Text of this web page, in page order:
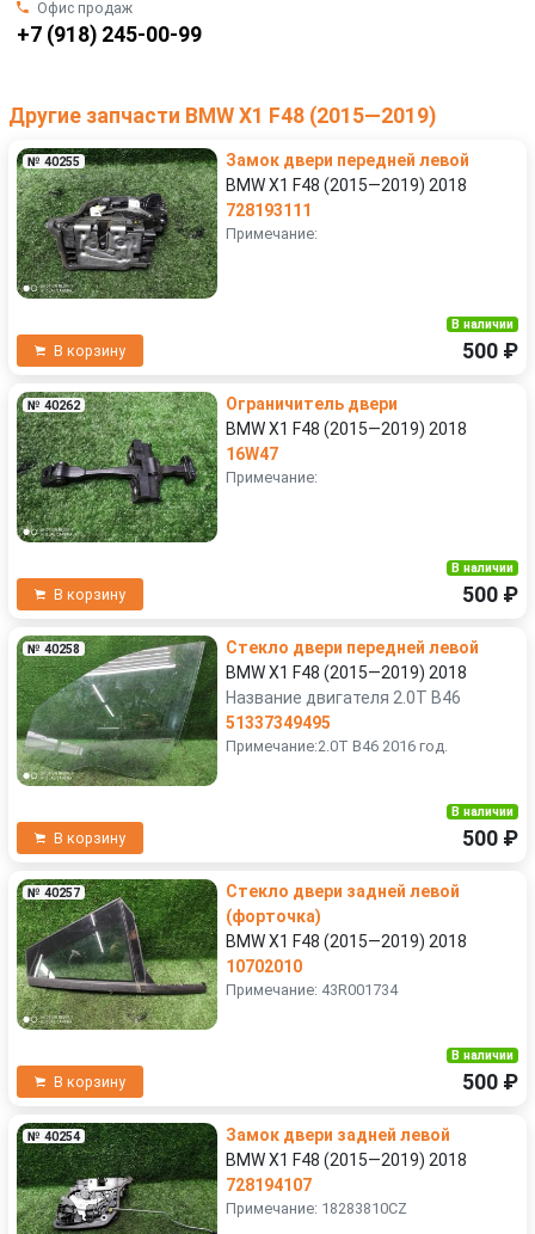
Офис продаж
+7 (918) 245-00-99
Другие запчасти BMW X1 F48 (2015—2019)
№ 40255
Замок двери передней левой
BMW X1 F48 (2015—2019) 2018
728193111
Примечание:
В корзину
В наличии
500 ₽
№ 40262
Ограничитель двери
BMW X1 F48 (2015—2019) 2018
16W47
Примечание:
В корзину
В наличии
500 ₽
№ 40258
Стекло двери передней левой
BMW X1 F48 (2015—2019) 2018
Название двигателя 2.0T B46
51337349495
Примечание:2.0T B46 2016 год.
В корзину
В наличии
500 ₽
№ 40257
Стекло двери задней левой
(форточка)
BMW X1 F48 (2015—2019) 2018
10702010
Примечание: 43R001734
В корзину
В наличии
500 ₽
№ 40254
Замок двери задней левой
BMW X1 F48 (2015—2019) 2018
728194107
Примечание: 18283810CZ